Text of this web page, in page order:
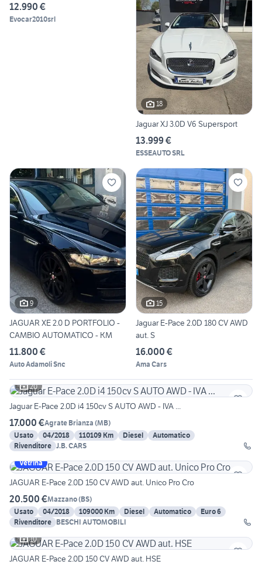
12.990 €
Evocar2010srl
18
Jaguar XJ 3.0D V6 Supersport
13.999 €
ESSEAUTO SRL
9
JAGUAR XE 2.0 D PORTFOLIO -
CAMBIO AUTOMATICO - KM
11.800 €
Auto Adamoli Snc
15
Jaguar E-Pace 2.0D 180 CV AWD
aut. S
16.000 €
Ama Cars
20
Jaguar E-Pace 2.0D i4 150cv S AUTO AWD - IVA ...
17.000 €Agrate Brianza (MB)
Usato
04/2018 110109 Km Diesel
Automatico
Rivenditore J.B. CARS
Vetrina
JAGUAR E-Pace 2.0D 150 CV AWD aut. Unico Pro Cro
20.500 €Mazzano(BS)
Usato
04/2018 109000 Km Diesel Automatico
Euro 6
Rivenditore BESCHI AUTOMOBILI
10
JAGUAR E-Pace 2.0D 150 CV AWD aut. HSE